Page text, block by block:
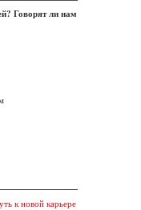
Говорят ли нам
к новой карьере